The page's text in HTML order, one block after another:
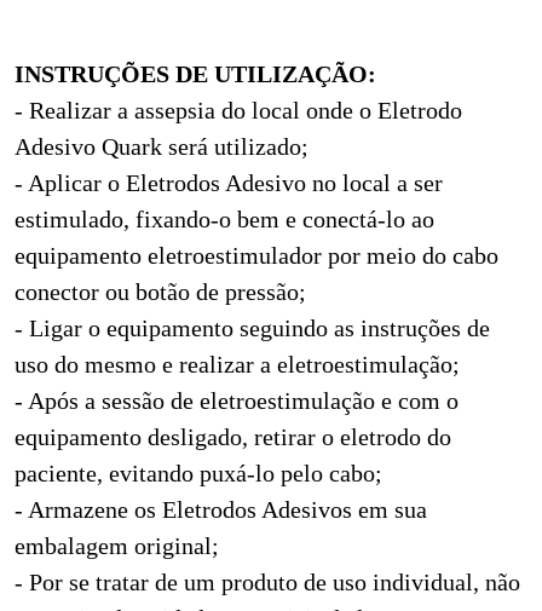
INSTRUÇÕES DE UTILIZAÇÃO:
- Realizar a assepsia do local onde o Eletrodo
Adesivo Quark será utilizado;
- Aplicar o Eletrodos Adesivo no local a ser
estimulado, fixando-o bem e conectá-lo ao
equipamento eletroestimulador por meio do cabo
conector ou botão de pressão;
- Ligar o equipamento seguindo as instruções de
uso do mesmo e realizar a eletroestimulação;
- Após a sessão de eletroestimulação e com o
equipamento desligado, retirar o eletrodo do
paciente, evitando puxá-lo pelo cabo;
- Armazene os Eletrodos Adesivos em sua
embalagem original;
- Por se tratar de um produto de uso individual, não